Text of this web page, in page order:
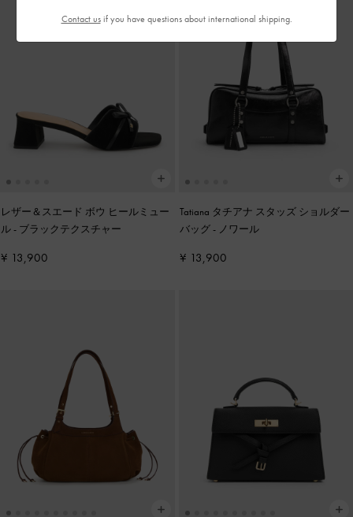
レザー＆スエード ボウ ヒールミュー
ル- ブラックテクスチャー
¥ 13,900
Tatiana タチアナ スタッズ ショルダー
バッグ- ノワール
¥ 13,900
Contact usif you have questions about international shipping.